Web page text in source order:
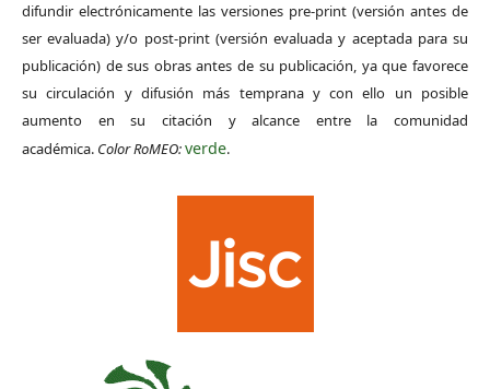
difundir electrónicamente las versiones pre-print (versión antes de
ser evaluada) y/o post-print (versión evaluada y aceptada para su
publicación) de sus obras antes de su publicación, ya que favorece
su circulación y difusión más temprana y con ello un posible
aumento en su citación y alcance entre la comunidad
académica. Color RoMEO:verde.